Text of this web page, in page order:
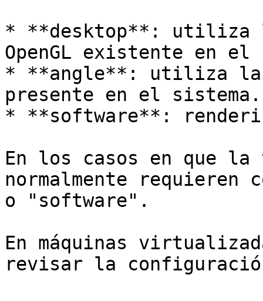
* **desktop**: utiliza
OpenGL existente en el
* **angle**: utiliza la
presente en el sistema.
* **software**:
En los casos en que la
normalmente
o "software".
En máquinas